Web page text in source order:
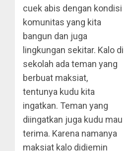
cuek abis dengan kondisi
komunitas yang kita
bangun dan juga
lingkungan sekitar. Kalo di
sekolah ada teman yang
berbuat maksiat,
tentunya kudu kita
ingatkan. Teman yang
diingatkan juga kudu mau
terima. Karena namanya
maksiat kalo didiemin